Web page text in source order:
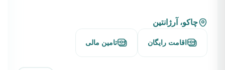
چاکو، آرژانتین
اقامت رایگان تامین مالی